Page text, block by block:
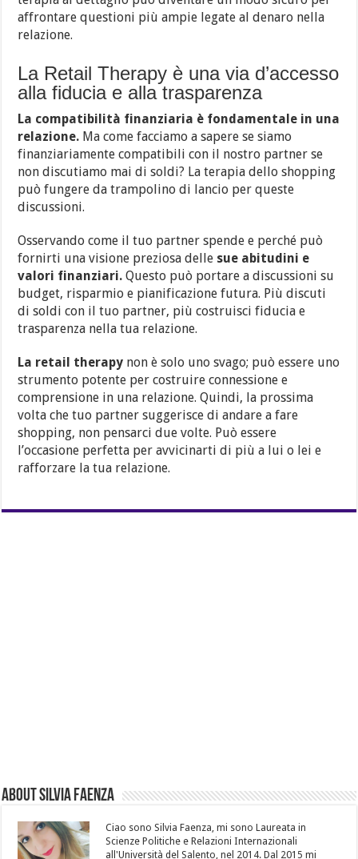
affrontare questioni più ampie legate al denaro nella
relazione.
La Retail Therapy è una via d’accesso
alla fiducia e alla trasparenza
La compatibilità finanziaria è fondamentale in una
relazione. Ma come facciamo a sapere se siamo
finanziariamente compatibili con il nostro partner se
non discutiamo mai di soldi? La terapia dello shopping
può fungere da trampolino di lancio per queste
discussioni.
Osservando come il tuo partner spende e perché può
fornirti una visione preziosa delle sue abitudini e
valori finanziari. Questo può portare a discussioni su
budget, risparmio e pianificazione futura. Più discuti
di soldi con il tuo partner, più costruisci fiducia e
trasparenza nella tua relazione.
La retail therapy non è solo uno svago; può essere uno
strumento potente per costruire connessione e
comprensione in una relazione. Quindi, la prossima
volta che tuo partner suggerisce di andare a fare
shopping, non pensarci due volte. Può essere
l’occasione perfetta per avvicinarti di più a lui o lei e
rafforzare la tua relazione.
About Silvia Faenza
Ciao sono Silvia Faenza, mi sono Laureata in
Scienze Politiche e Relazioni Internazionali
all'Università del Salento, nel 2014. Dal 2015 mi